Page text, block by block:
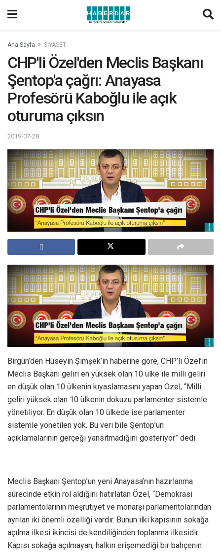
Ana Sayfa SİYASET
CHP'li Özel'den Meclis Başkanı
Şentop'a çağrı: Anayasa
Profesörü Kaboğlu ile açık
oturuma çıksın
2019-07-28
Birgün’den Hüseyin Şimşek’in haberine göre, CHP’li Özel’in
Meclis Başkani geliri en yüksek olan 10 ülke ile milli geliri
en düşük olan 10 ülkenin kıyaslamasını yapan Özel, “Milli
geliri yüksek olan 10 ülkenin dokuzu parlamenter sistemle
yönetiliyor. En düşük olan 10 ülkede ise parlamenter
sistemle yönetilen yok. Bu veri bile Şentop’un
açıklamalarının gerçeği yansıtmadığını gösteriyor” dedi.
Meclis Başkanı Şentop’un yeni Anayasa’nın hazırlanma
sürecinde etkin rol aldığını hatırlatan Özel, “Demokrasi
parlamentolarının meşrutiyet ve monarşi parlamentolarından
ayrılan iki önemli özelliği vardır. Bunun ilki kapısının sokağa
açılma ilkesi ikincisi de kendiliğinden toplanma ilkesidir.
Kapısı sokağa açılmayan, halkın erişemediği bir bahçenin